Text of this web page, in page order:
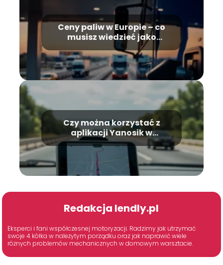
Ceny paliw w Europie – co
musisz wiedzieć jako
zawodowy kierowca
ciężarówki?
Czy można korzystać z
aplikacji Yanosik w
Niemczech?
Redakcja lendly.pl
Eksperci i fani współczesnej motoryzacji. Radzimy jak utrzymać
swoje 4 kółka w należytym porządku oraz jak naprawić wiele
różnych problemów mechanicznych w domowym warsztacie.